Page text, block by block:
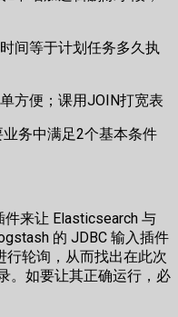
间等于计划任务多久执
方便；课用JOIN打宽表
务中满足2个基本条件
来让 Elasticsearch 与
的 JDBC 输入插件
行轮询，从而找出在此次
。如要让其正确运行，必